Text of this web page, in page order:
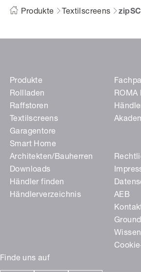
Produkte Textilscreens
Finde uns auf
Produkte
Rollladen
Raffstoren
Textilscreens
Garagentore
Smart Home
ROMA
Architekten/Bauherren
Downloads
Händler finden
Händlerverzeichnis
AEB